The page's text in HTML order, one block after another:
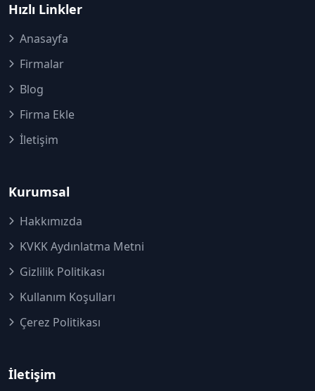
Hızlı Linkler
Anasayfa
Firmalar
Blog
Firma Ekle
İletişim
Kurumsal
Hakkımızda
KVKK Aydınlatma Metni
Gizlilik Politikası
Kullanım Koşulları
Çerez Politikası
İletişim